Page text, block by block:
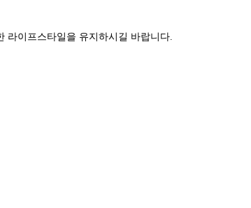
이프스타일을 유지하시길 바랍니다.